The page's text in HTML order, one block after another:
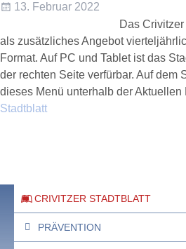
13. Februar 2022
Das
als zusätzliches Angebot
Format. Auf PC und Tablet ist das
der rechten Seite verfürbar. Auf dem
dieses Menü unterhalb der Aktuellen
Stadtblatt
CRIVITZER STADTBLATT
PRÄVENTION